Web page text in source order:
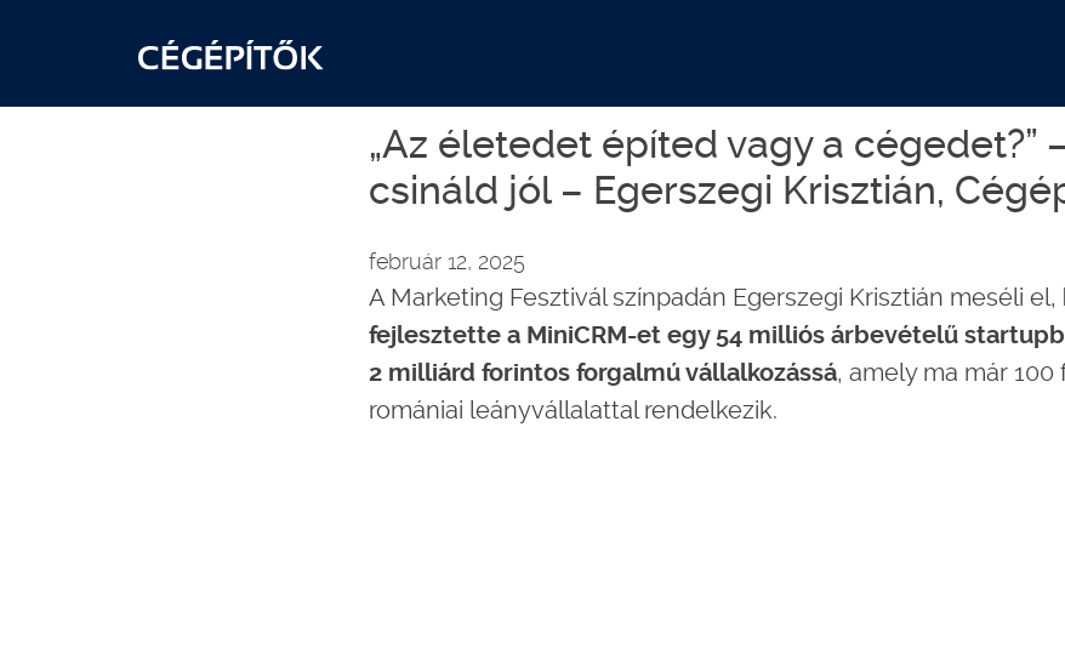
„Az életedet építed vagy a cégedet?”
csináld jól – Egerszegi Krisztián,
február 12, 2025
A Marketing Fesztivál színpadán Egerszegi Krisztián meséli el,
fejlesztette a MiniCRM-et egy 54 milliós árbevételű
2 milliárd forintos forgalmú vállalkozássá, amely ma már 100
romániai leányvállalattal rendelkezik.